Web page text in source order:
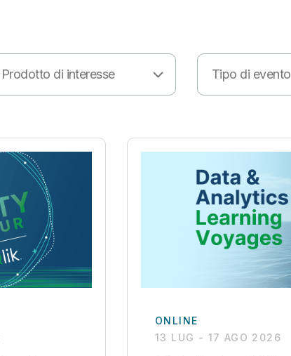
Prodotto di interesse Tipo di evento
ONLINE
13 LUG - 17 AGO 2026